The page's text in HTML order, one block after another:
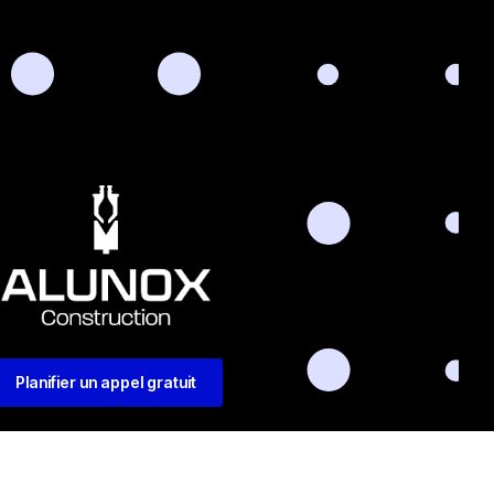
Planifier un appel gratuit